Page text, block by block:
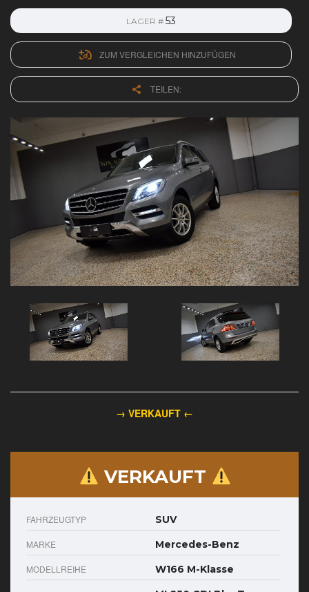
LAGER # 53
ZUM VERGLEICHEN HINZUFÜGEN
TEILEN:
→ VERKAUFT ←
VERKAUFT
FAHRZEUGTYP SUV
MARKE Mercedes-Benz
MODELLREIHE W166 M-Klasse